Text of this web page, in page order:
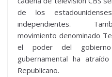
de los
independientes.
movimiento denominado
el poder del
gubernamental ha
Republicano.